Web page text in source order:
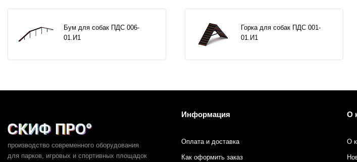
Бум для собак ПДС 006-
01.И1
Горка для собак ПДС 001-
01.И1
производство современного оборудования
для парков, игровых и спортивных площадок
Информация
Оплата и доставка
Как оформить заказ
О
О